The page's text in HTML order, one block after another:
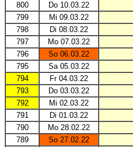
800
Do 10.03.22
799
Mi 09.03.22
798
Di 08.03.22
797
Mo 07.03.22
796
So 06.03.22
795
Sa 05.03.22
794
Fr 04.03.22
793
Do 03.03.22
792
Mi 02.03.22
791
Di 01.03.22
790
Mo 28.02.22
789
So 27.02.22